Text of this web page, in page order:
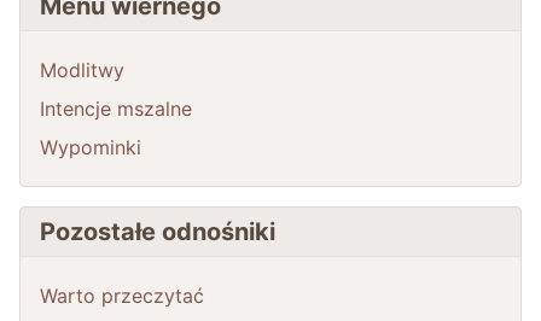
Menu wiernego
Modlitwy
Intencje mszalne
Wypominki
Pozostałe odnośniki
Warto przeczytać